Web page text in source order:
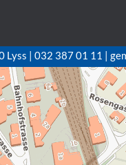
| 032 387 01 11 |